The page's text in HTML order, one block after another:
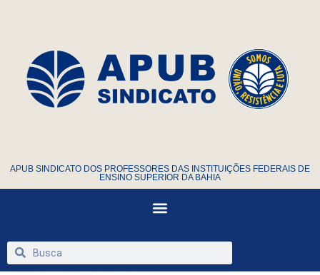
APUB SINDICATO DOS PROFESSORES DAS INSTITUIÇÕES FEDERAIS DE
ENSINO SUPERIOR DA BAHIA